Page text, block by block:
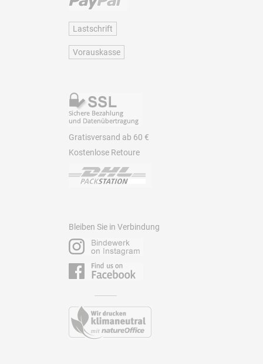
Lastschrift
Vorauskasse
Gratisversand ab 60 €
Kostenlose Retoure
Bleiben Sie in Verbindung